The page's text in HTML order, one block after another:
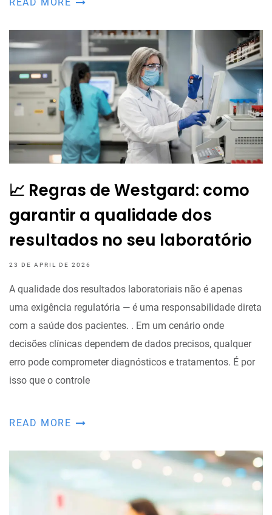
READ MORE
📈 Regras de Westgard: como
garantir a qualidade dos
resultados no seu laboratório
23 DE APRIL DE 2026
A qualidade dos resultados laboratoriais não é apenas
uma exigência regulatória — é uma responsabilidade direta
com a saúde dos pacientes. . Em um cenário onde
decisões clínicas dependem de dados precisos, qualquer
erro pode comprometer diagnósticos e tratamentos. É por
isso que o controle
READ MORE